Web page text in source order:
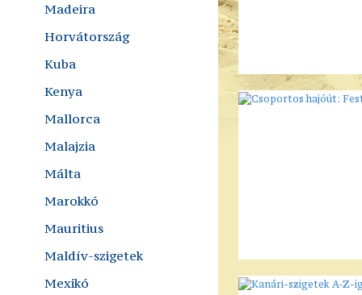
Madeira
Horvátország
Kuba
Kenya
Mallorca
Malajzia
Málta
Marokkó
Mauritius
Maldív-szigetek
Mexikó